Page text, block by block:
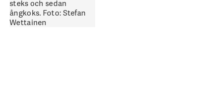
steks och sedan
ångkoks. Foto: Stefan
Wettainen